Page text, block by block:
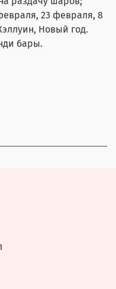
23 февраля, 8
Новый год.
бары.